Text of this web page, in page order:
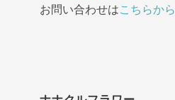
お問い合わせはこちらから